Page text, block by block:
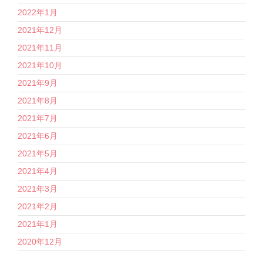
2022年1月
2021年12月
2021年11月
2021年10月
2021年9月
2021年8月
2021年7月
2021年6月
2021年5月
2021年4月
2021年3月
2021年2月
2021年1月
2020年12月